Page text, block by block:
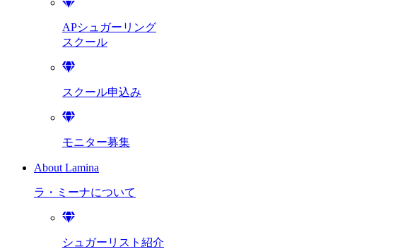
APシュガーリング
スクール
スクール申込み
モニター募集
About Lamina
ラ・ミーナについて
シュガーリスト紹介